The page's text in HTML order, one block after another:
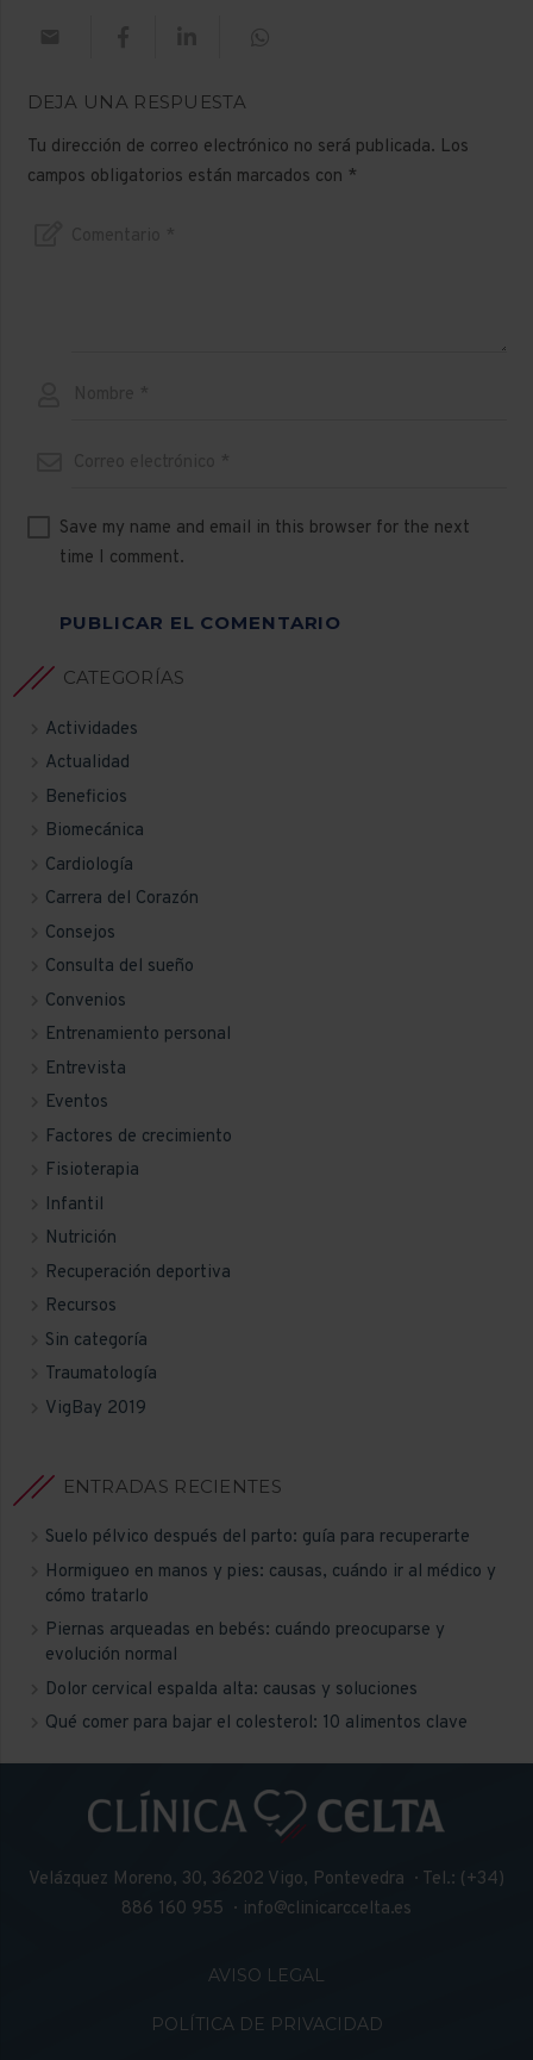
DEJA UNA RESPUESTA
Tu dirección de correo electrónico no será publicada. Los
campos obligatorios están marcados con *
Save my name and email in this browser for the next
time I comment.
PUBLICAR EL COMENTARIO
CATEGORÍAS
Actividades
Actualidad
Beneficios
Biomecánica
Cardiología
Carrera del Corazón
Consejos
Consulta del sueño
Convenios
Entrenamiento personal
Entrevista
Eventos
Factores de crecimiento
Fisioterapia
Infantil
Nutrición
Recuperación deportiva
Recursos
Sin categoría
Traumatología
VigBay 2019
ENTRADAS RECIENTES
Suelo pélvico después del parto: guía para recuperarte
Hormigueo en manos y pies: causas, cuándo ir al médico y
cómo tratarlo
Piernas arqueadas en bebés: cuándo preocuparse y
evolución normal
Dolor cervical espalda alta: causas y soluciones
Qué comer para bajar el colesterol: 10 alimentos clave
Velázquez Moreno, 30, 36202 Vigo, Pontevedra · Tel.: (+34)
886 160 955 · info@clinicarccelta.es
AVISO LEGAL
POLÍTICA DE PRIVACIDAD